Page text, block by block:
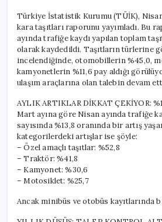
Türkiye İstatistik Kurumu (TÜİK),
kara taşıtları raporunu yayımladı. Bu
ayında trafiğe kaydı yapılan toplam
olarak kaydedildi. Taşıtların türlerine
incelendiğinde, otomobillerin %45,0,
kamyonetlerin %11,6 pay aldığı
ulaşım araçlarına olan talebin devam
AYLIK ARTIKLAR DİKKAT ÇEKİYOR:
Mart ayına göre Nisan ayında trafiğe
sayısında %13,8 oranında bir artış
kategorilerdeki artışlar ise şöyle:
– Özel amaçlı taşıtlar: %52,8
– Traktör: %41,8
– Kamyonet: %30,6
– Motosiklet: %25,7
Ancak minibüs ve otobüs kayıtlarında